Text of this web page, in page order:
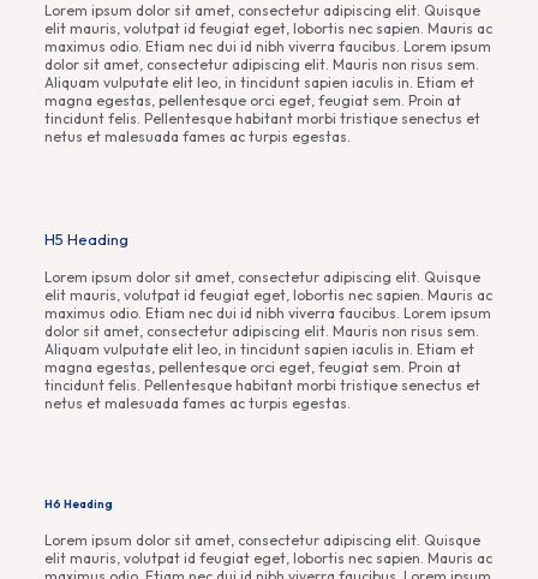
Lorem ipsum dolor sit amet, consectetur adipiscing elit. Quisque
elit mauris, volutpat id feugiat eget, lobortis nec sapien. Mauris ac
maximus odio. Etiam nec dui id nibh viverra faucibus. Lorem ipsum
dolor sit amet, consectetur adipiscing elit. Mauris non risus sem.
Aliquam vulputate elit leo, in tincidunt sapien iaculis in. Etiam et
magna egestas, pellentesque orci eget, feugiat sem. Proin at
tincidunt felis. Pellentesque habitant morbi tristique senectus et
netus et malesuada fames ac turpis egestas.
H5 Heading
Lorem ipsum dolor sit amet, consectetur adipiscing elit. Quisque
elit mauris, volutpat id feugiat eget, lobortis nec sapien. Mauris ac
maximus odio. Etiam nec dui id nibh viverra faucibus. Lorem ipsum
dolor sit amet, consectetur adipiscing elit. Mauris non risus sem.
Aliquam vulputate elit leo, in tincidunt sapien iaculis in. Etiam et
magna egestas, pellentesque orci eget, feugiat sem. Proin at
tincidunt felis. Pellentesque habitant morbi tristique senectus et
netus et malesuada fames ac turpis egestas.
H6 Heading
Lorem ipsum dolor sit amet, consectetur adipiscing elit. Quisque
elit mauris, volutpat id feugiat eget, lobortis nec sapien. Mauris ac